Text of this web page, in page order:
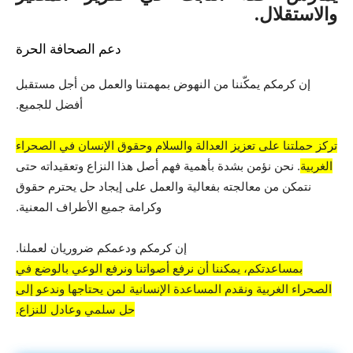
والاستقلال.
دعم الصحافة الحرة
إن كرمكم يمكّننا من النهوض بمهمتنا والعمل من أجل مستقبل
أفضل للجميع.
تركز حملتنا على تعزيز العدالة والسلام وحقوق الإنسان في الصحراء
الغربية. نحن نؤمن بشدة بأهمية فهم أصل هذا النزاع وتعقيداته حتى
نتمكن من معالجته بفعالية والعمل على إيجاد حل يحترم حقوق
وكرامة جميع الأطراف المعنية.
إن كرمكم ودعمكم ضروريان لعملنا.
بمساعدتكم، يمكننا أن نرفع أصواتنا ونرفع الوعي بالوضع في
الصحراء الغربية ونقدم المساعدة الإنسانية لمن يحتاجها وندعو إلى
حل سلمي وعادل للنزاع.